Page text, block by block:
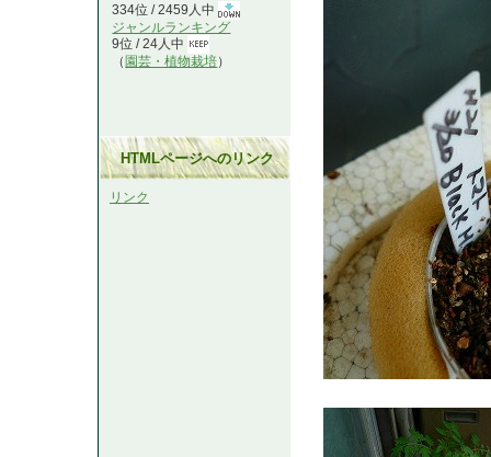
334位 / 2459人中
ジャンルランキング
9位 / 24人中
（ 園芸・植物栽培）
HTMLページへのリンク
リンク